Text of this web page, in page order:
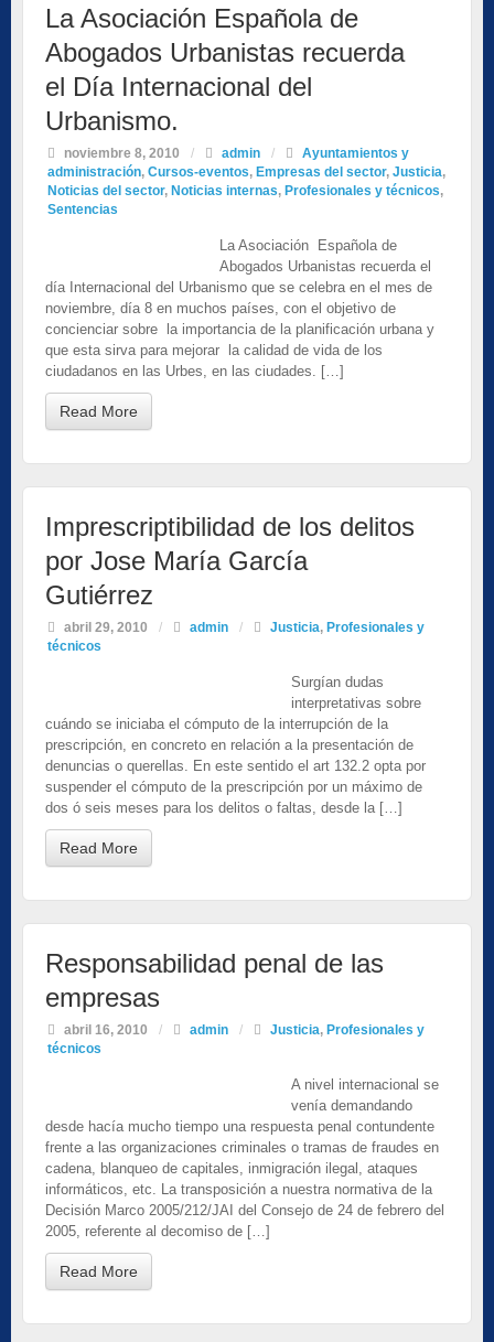
La Asociación Española de
Abogados Urbanistas recuerda
el Día Internacional del
Urbanismo.
noviembre 8, 2010 / admin /
Ayuntamientos y
administración Cursos-eventos Empresas del sector, Justicia
Noticias del sector, Noticias internas Profesionales y técnicos
Sentencias
La Asociación Española de
Abogados Urbanistas recuerda el
día Internacional del Urbanismo que se celebra en el mes de
noviembre, día 8 en muchos países, con el objetivo de
concienciar sobre la importancia de la planificación urbana y
que esta sirva para mejorar la calidad de vida de los
ciudadanos en las Urbes, en las ciudades. […]
Read More
Imprescriptibilidad de los delitos
por Jose María García
Gutiérrez
abril 29, 2010 / admin / Justicia Profesionales y
técnicos
Surgían dudas
interpretativas sobre
cuándo se iniciaba el cómputo de la interrupción de la
prescripción, en concreto en relación a la presentación de
denuncias o querellas. En este sentido el art 132.2 opta por
suspender el cómputo de la prescripción por un máximo de
dos ó seis meses para los delitos o faltas, desde la […]
Read More
Responsabilidad penal de las
empresas
abril 16, 2010 / admin / Justicia Profesionales y
técnicos
A nivel internacional se
venía demandando
desde hacía mucho tiempo una respuesta penal contundente
frente a las organizaciones criminales o tramas de fraudes en
cadena, blanqueo de capitales, inmigración ilegal, ataques
informáticos, etc. La transposición a nuestra normativa de la
Decisión Marco 2005/212/JAI del Consejo de 24 de febrero del
2005, referente al decomiso de […]
Read More